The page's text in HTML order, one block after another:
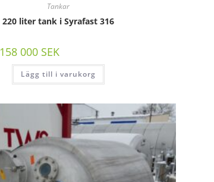
Tankar
220 liter tank i Syrafast 316
158 000 SEK
Lägg till i varukorg